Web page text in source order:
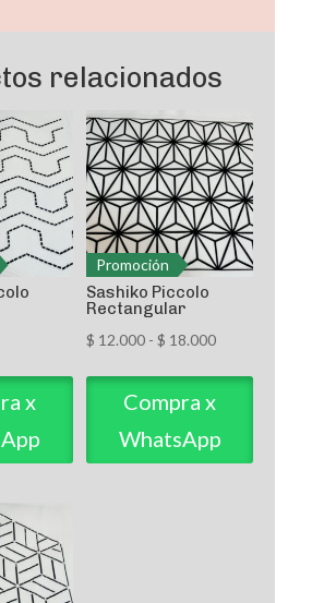
relacionados
x
Promoción
Sashiko Piccolo
Rectangular
$ 12.000 - $ 18.000Rango
precios:
$ 12.000
Compra x
WhatsApp